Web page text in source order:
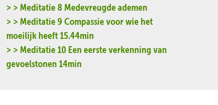
> > Meditatie 8 Medevreugde ademen
> > Meditatie 9 Compassie voor wie het
moeilijk heeft 15.44min
> > Meditatie 10 Een eerste verkenning van
gevoelstonen 14min